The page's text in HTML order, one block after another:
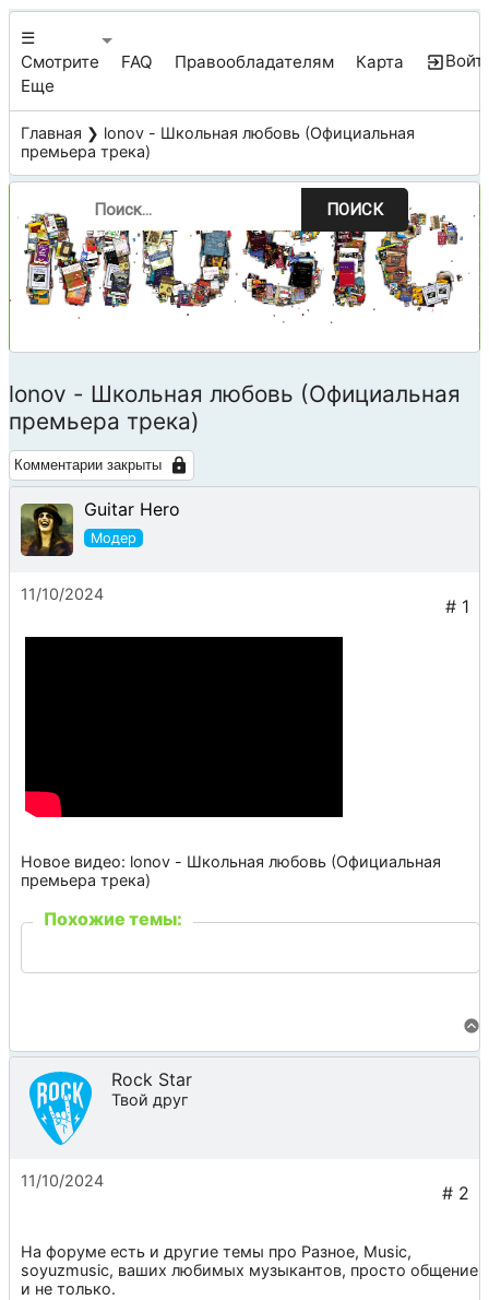
☰
Смотрите
Еще
FAQ Правообладателям Карта
Главная ❯ lonov - Школьная любовь (Официальная
премьера трека)
ПОИСК
lonov - Школьная любовь (Официальная
премьера трека)
Комментарии закрыты
Guitar Hero
11/10/2024
Новое видео: lonov - Школьная любовь (Официальная
премьера трека)
Похожие темы:
Rock Star
Твой друг
11/10/2024
На форуме есть и другие темы про Разное, Music,
soyuzmusic, ваших любимых музыкантов, просто общение
и не только.